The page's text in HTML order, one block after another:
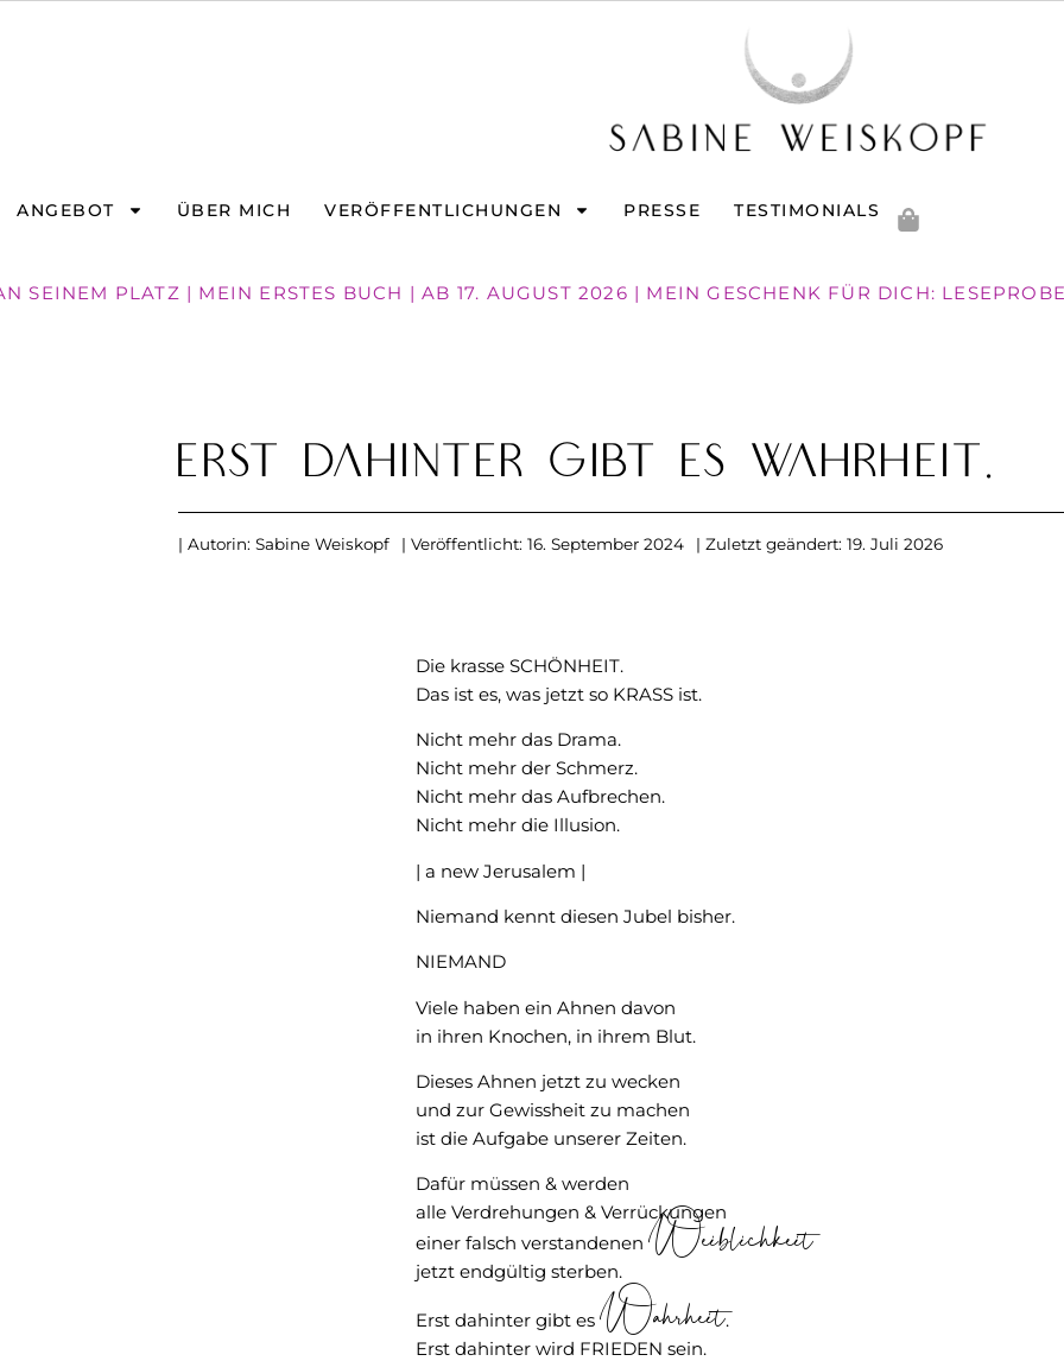
ANGEBOT ÜBER MICH VERÖFFENTLICHUNGEN PRESSE TESTIMONIALS
SEINEM PLATZ | MEIN ERSTES BUCH | AB 17. AUGUST 2026 | MEIN GESCHENK FÜR DICH: LESEPROBE
Erst dahinter gibt es Wahrheit.
| Autorin: Sabine Weiskopf | Veröffentlicht: 16. September 2024 | Zuletzt geändert: 19. Juli 2026
Die krasse SCHÖNHEIT.
Das ist es, was jetzt so KRASS ist.
Nicht mehr das Drama.
Nicht mehr der Schmerz.
Nicht mehr das Aufbrechen.
Nicht mehr die Illusion.
| a new Jerusalem |
Niemand kennt diesen Jubel bisher.
NIEMAND
Viele haben ein Ahnen davon
in ihren Knochen, in ihrem Blut.
Dieses Ahnen jetzt zu wecken
und zur Gewissheit zu machen
ist die Aufgabe unserer Zeiten.
Dafür müssen & werden
alle Verdrehungen & Verrückungen
einer falsch verstandenen Weiblichkeit
jetzt endgültig sterben.
Erst dahinter gibt es Wahrheit.
Erst dahinter wird FRIEDEN sein.